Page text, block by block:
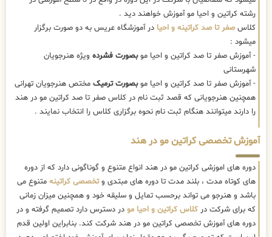
رشته کراتین و احیا مو آموزش خواهند دید .
کلاسصفر تا صد کراتینه و احیا در آموزشگاه عریس به دو صورت برگزار
میشود :
- آموزش صفر تا صد کراتین و احیا موبصورت فشرده ویژه هنرجویان
شهرستانی
- آموزش صفر تا صد کراتین و احیا موبصورت ترمیک مختص هنرجویان تهرانی
همچنین هنرجویانی که قصد ثبت نام در کلاس صفر تا صد کراتین مو در هند
را دارند میتوانند هنگام ثبت نام نحوه برگزاری کلاس را انتخاب نمایند .
آموزش تخصصی کراتین مو در هند
دوره های اموزشی کراتین مو در هند انواع متنوع و گوناگونی دارد که از دوره
های کوتاه مدت ، بلند مدت تا دوره های مبتدی وتخصصی کراتینه متنوع می
باشد و هنرجو می تواند برحسب تمایل و سلیقه خود و همچنین میزان زمانی
که برای شرکت در کلاس کراتین و احیا مو در دسترس دارد تصمیم گرفته و در
دوره های آموزش تخصصی کراتین مو در هند شرکت کند. بنابراین اولین قدم